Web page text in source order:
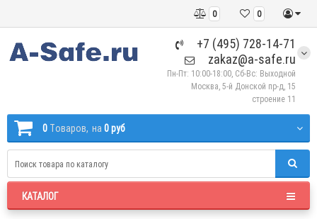
0
0
+7 (495) 728-14-71
zakaz@a-safe.ru
Пн-Пт: 10:00-18:00, Сб-Вс: Выходной
Москва, 5-й Донской пр-д, 15
строение 11
0 Tоваров, на 0 руб
КАТАЛОГ